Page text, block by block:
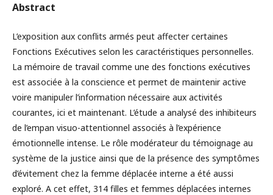
Abstract
L’exposition aux conflits armés peut affecter certaines
Fonctions Exécutives selon les caractéristiques personnelles.
La mémoire de travail comme une des fonctions exécutives
est associée à la conscience et permet de maintenir active
voire manipuler l’information nécessaire aux activités
courantes, ici et maintenant. L’étude a analysé des inhibiteurs
de l’empan visuo-attentionnel associés à l’expérience
émotionnelle intense. Le rôle modérateur du témoignage au
système de la justice ainsi que de la présence des symptômes
d’évitement chez la femme déplacée interne a été aussi
exploré. A cet effet, 314 filles et femmes déplacées internes